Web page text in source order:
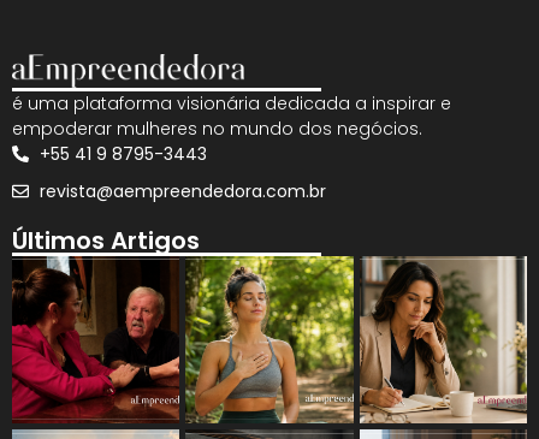
é uma plataforma visionária dedicada a inspirar e
empoderar mulheres no mundo dos negócios.
+55 41 9 8795-3443
revista@aempreendedora.com.br
Últimos Artigos